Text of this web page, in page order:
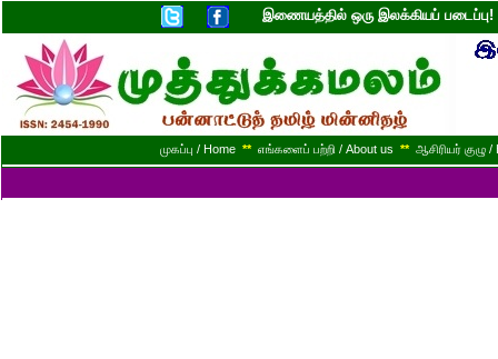
இணையத்தில் ஒரு இலக்கியப்
முகப்பு / Home ** எங்களைப் பற்றி / About us ** ஆசிரியர் குழு